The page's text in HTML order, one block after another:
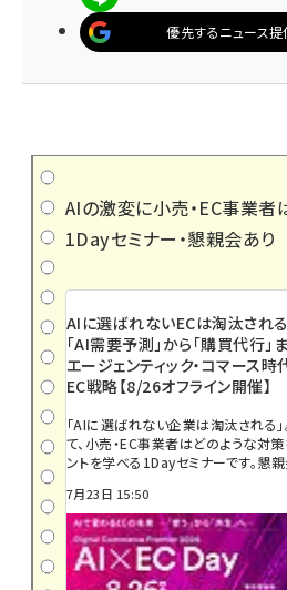
優先するニュース
AIの激変に小売・EC事業者
1Dayセミナー・懇親会あり
AIに選ばれないECは淘汰される
「AI需要予測」から「購買代行」
エージェンティック・コマース時
EC戦略【8/26オフライン開催】
「AIに選ばれない企業は淘汰される」
て、小売・EC事業者はどのような対
ントを学べる1Dayセミナーです。懇親
7月23日 15:50